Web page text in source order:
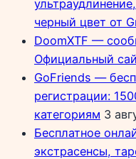
черный цвет от
DoomXTF —
Официальный
GoFriends —
регистрации:
категориям 3
Бесплатное
экстрасенсы,